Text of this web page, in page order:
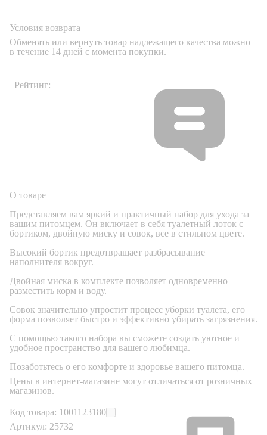
Условия возврата
Обменять или вернуть товар надлежащего качества можно
в течение 14 дней с момента покупки.
Рейтинг: –
О товаре
Представляем вам яркий и практичный набор для ухода за
вашим питомцем. Он включает в себя туалетный лоток с
бортиком, двойную миску и совок, все в стильном цвете.
Высокий бортик предотвращает разбрасывание
наполнителя вокруг.
Двойная миска в комплекте позволяет одновременно
разместить корм и воду.
Совок значительно упростит процесс уборки туалета, его
форма позволяет быстро и эффективно убирать загрязнения.
С помощью такого набора вы сможете создать уютное и
удобное пространство для вашего любимца.
Позаботьтесь о его комфорте и здоровье вашего питомца.
Цены в интернет-магазине могут отличаться от розничных
магазинов.
Код товара: 1001123180
Артикул: 25732